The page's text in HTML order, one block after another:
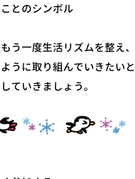
とのシンボル
う一度生活リズムを整え
うに取り組んでいきたい
ていきましょう。